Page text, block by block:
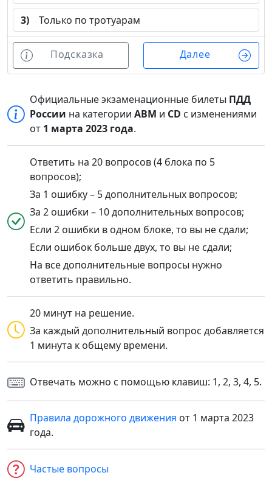
3) Только по тротуарам
Подсказка Далее
Официальные экзаменационные билеты ПДД
России на категорииABM и CD с изменениями
от 1 марта 2023 года.
Ответить на 20 вопросов (4 блока по 5
вопросов);
За 1 ошибку – 5 дополнительных вопросов;
За 2 ошибки – 10 дополнительных вопросов;
Если 2 ошибки в одном блоке, то вы не сдали;
Если ошибок больше двух, то вы не сдали;
На все дополнительные вопросы нужно
ответить правильно.
20 минут на решение.
За каждый дополнительный вопрос добавляется
1 минута к общему времени.
Отвечать можно с помощью клавиш: 1, 2, 3, 4, 5.
Правила дорожного движения от 1 марта 2023
года.
Частые вопросы